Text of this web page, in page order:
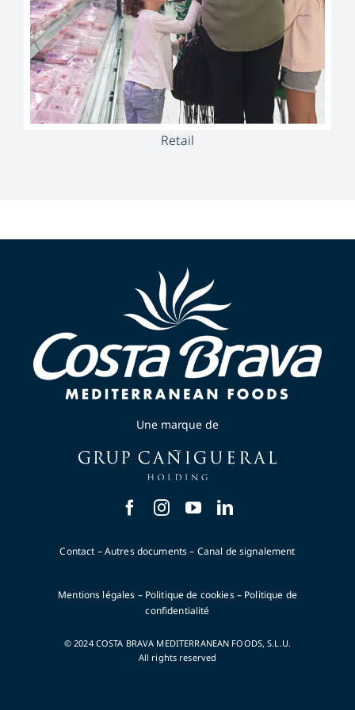
Retail
Une marque de
Contact –Autres documents– Canal de signalement
Mentions légales – Politique de cookies– Politique de
confidentialité
© 2024 COSTA BRAVA MEDITERRANEAN FOODS, S.L.U.
All rights reserved